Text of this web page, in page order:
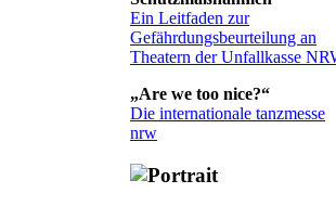
Ein Leitfaden zur
Gefährdungsbeurteilung an
Theatern der Unfallkasse
„Are we too nice?“
Die internationale tanzmesse
nrw